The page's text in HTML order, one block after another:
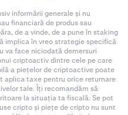
informării generale și nu
financiară de produs sau
de a vinde, de a pune în staking
implica în vreo strategie specifică
va face niciodată demersuri
criptoactiv dintre cele pe care
a piețelor de criptoactive poate
aplica taxe pentru orice returnare
tale. Îți recomandăm să
la situația ta fiscală. Se pot
cripto și piețe de cripto nu sunt